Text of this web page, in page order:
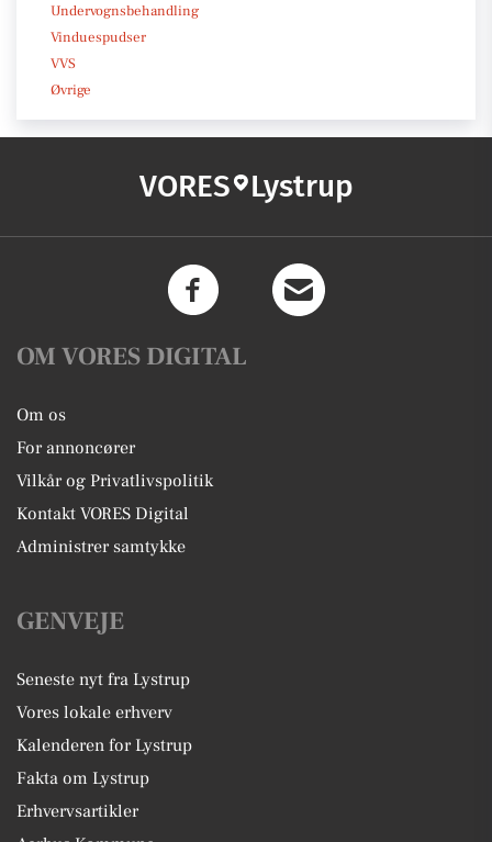
Undervognsbehandling
Vinduespudser
VVS
Øvrige
VORES Lystrup
OM VORES DIGITAL
Om os
For annoncører
Vilkår og Privatlivspolitik
Kontakt VORES Digital
Administrer samtykke
GENVEJE
Seneste nyt fra Lystrup
Vores lokale erhverv
Kalenderen for Lystrup
Fakta om Lystrup
Erhvervsartikler